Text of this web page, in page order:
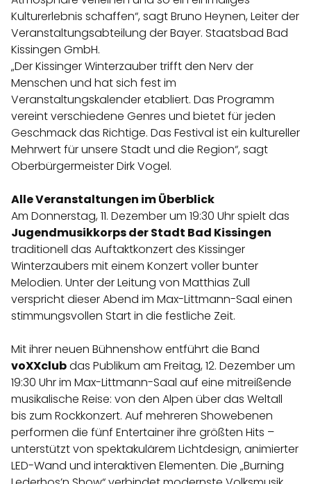
Kulturerlebnis schaffen“, sagt Bruno Heynen, Leiter der
Veranstaltungsabteilung der Bayer. Staatsbad Bad
Kissingen GmbH.
„Der Kissinger Winterzauber trifft den Nerv der
Menschen und hat sich fest im
Veranstaltungskalender etabliert. Das Programm
vereint verschiedene Genres und bietet für jeden
Geschmack das Richtige. Das Festival ist ein kultureller
Mehrwert für unsere Stadt und die Region“, sagt
Oberbürgermeister Dirk Vogel.
Alle Veranstaltungen im Überblick
Am Donnerstag, 11. Dezember um 19:30 Uhr spielt das
Jugendmusikkorps der Stadt Bad Kissingen
traditionell das Auftaktkonzert des Kissinger
Winterzaubers mit einem Konzert voller bunter
Melodien. Unter der Leitung von Matthias Zull
verspricht dieser Abend im Max-Littmann-Saal einen
stimmungsvollen Start in die festliche Zeit.
Mit ihrer neuen Bühnenshow entführt die Band
voXXclubdas Publikum am Freitag, 12. Dezember um
19:30 Uhr im Max-Littmann-Saal auf eine mitreißende
musikalische Reise: von den Alpen über das Weltall
bis zum Rockkonzert. Auf mehreren Showebenen
performen die fünf Entertainer ihre größten Hits –
unterstützt von spektakulärem Lichtdesign, animierter
LED-Wand und interaktiven Elementen. Die „Burning